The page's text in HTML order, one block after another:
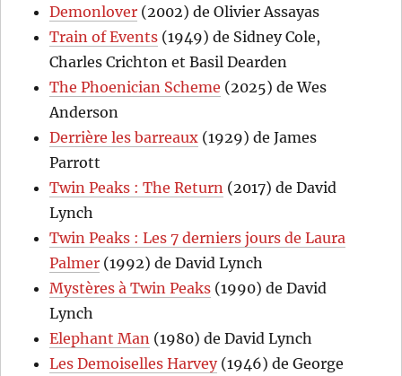
Demonlover (2002) de Olivier Assayas
Train of Events (1949) de Sidney Cole,
Charles Crichton et Basil Dearden
The Phoenician Scheme (2025) de Wes
Anderson
Derrière les barreaux (1929) de James
Parrott
Twin Peaks : The Return (2017) de David
Lynch
Twin Peaks : Les 7 derniers jours de Laura
Palmer (1992) de David Lynch
Mystères à Twin Peaks (1990) de David
Lynch
Elephant Man (1980) de David Lynch
Les Demoiselles Harvey(1946) de George